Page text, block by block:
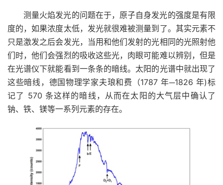
测量火焰发光的问题在于，原子自身发光的强度是有限
度的，如果浓度太低，发光就很难被测量到了。其实元素不
只是激发之后会发光，当用和他们发射的光相同的光照射他
们时，他们会强烈的吸收这些光，肉眼可能难以辨别，但是
在光谱仪下就能看到一条条的暗线。太阳的光谱中就出现了
这些暗线， 德国物理学家夫琅和费 （1787 年─1826 年)标
记了 570 条这样的暗线，从而在太阳的大气层中确认了
钠、铁、镁等一系列元素的存在。